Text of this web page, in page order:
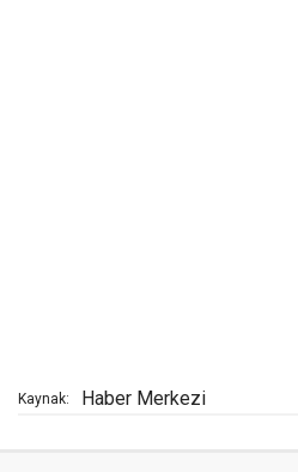
Kaynak: Haber Merkezi